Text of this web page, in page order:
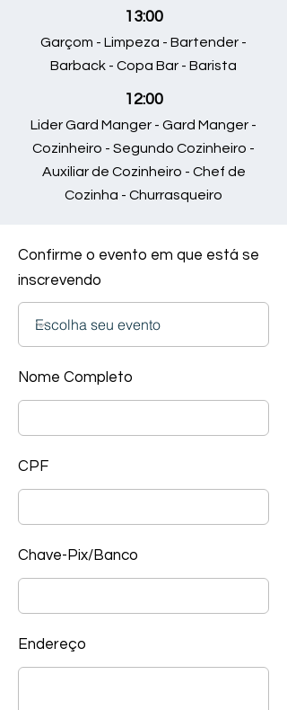
13:00
Garçom - Limpeza - Bartender -
Barback - Copa Bar - Barista
12:00
Lider Gard Manger - Gard Manger -
Cozinheiro - Segundo Cozinheiro -
Auxiliar de Cozinheiro - Chef de
Cozinha - Churrasqueiro
Confirme o evento em que está se
inscrevendo
Nome Completo
CPF
Chave-Pix/Banco
Endereço